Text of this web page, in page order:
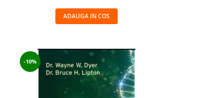
ADAUGA IN COS
-10%